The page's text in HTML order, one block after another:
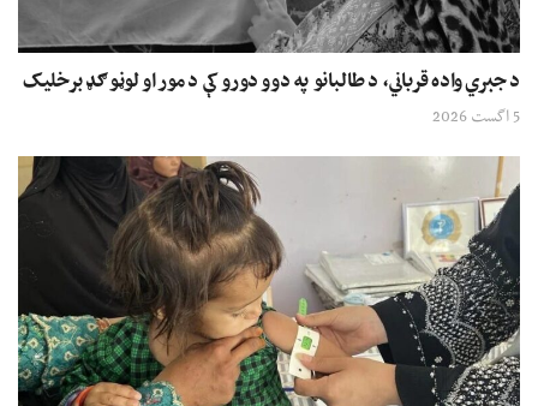
د جبري واده قرباني، د طالبانو په دوو دورو کې د مور او لوڼو ګډ برخلیک
5 اگست 2026